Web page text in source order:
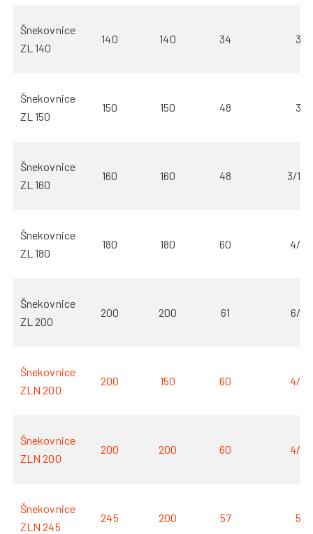
Šnekovnice
ZL 140
140 140 34 3
Šnekovnice
ZL 150
150 150 48 3
Šnekovnice
ZL 160
160 160 48 3/1,5
Šnekovnice
ZL 180
180 180 60 4/2
Šnekovnice
ZL 200
200 200 61 6/3
Šnekovnice
ZLN 200
200 150 60 4/2
Šnekovnice
ZLN 200
200 200 60 4/2
Šnekovnice
ZLN 245
245 200 57 5